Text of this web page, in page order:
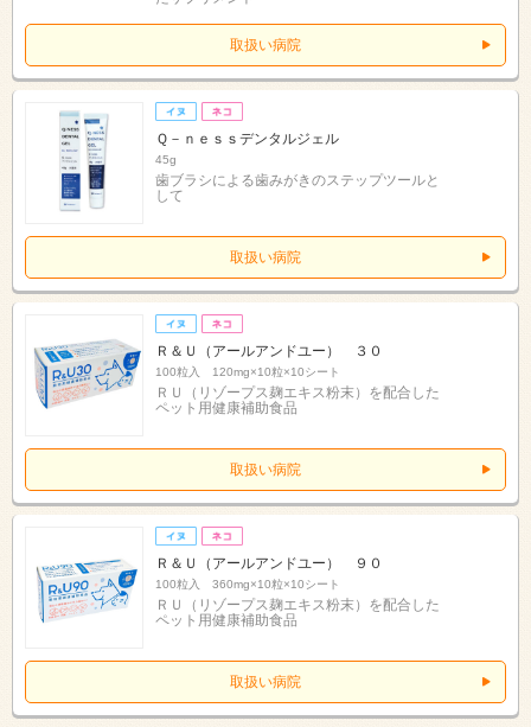
取扱い病院
Ｑ－ｎｅｓｓデンタルジェル
45g
歯ブラシによる歯みがきのステップツールと
して
取扱い病院
Ｒ＆Ｕ（アールアンドユー） ３０
100粒入 120mg×10粒×10シート
ＲＵ（リゾープス麹エキス粉末）を配合した
ペット用健康補助食品
取扱い病院
Ｒ＆Ｕ（アールアンドユー） ９０
100粒入 360mg×10粒×10シート
ＲＵ（リゾープス麹エキス粉末）を配合した
ペット用健康補助食品
取扱い病院